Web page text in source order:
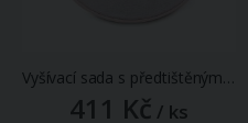
Vyšívací sada s předtištěným motivem 380731/4, růžové a fialové květy s motýlem (rámeček, předtisk, jehly a příze), průměr 26,5cm
411 Kč / ks